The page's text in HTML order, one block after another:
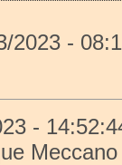
-
-